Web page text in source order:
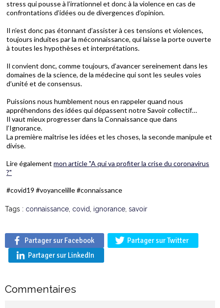
stress qui pousse à l’irrationnel et donc à la violence en cas de
confrontations d’idées ou de divergences d’opinion.
Il n’est donc pas étonnant d’assister à ces tensions et violences,
toujours induites par la méconnaissance, qui laisse la porte ouverte
à toutes les hypothèses et interprétations.
Il convient donc, comme toujours, d’avancer sereinement dans les
domaines de la science, de la médecine qui sont les seules voies
d’unité et de consensus.
Puissions nous humblement nous en rappeler quand nous
appréhendons des idées qui dépassent notre Savoir collectif…
Il vaut mieux progresser dans la Connaissance que dans
l’Ignorance.
La première maîtrise les idées et les choses, la seconde manipule et
divise.
Lire également mon article "A qui va profiter la crise du coronavirus
?"
#covid19 #voyancelille #connaissance
Tags : connaissance covid ignorance savoir
Partager sur Facebook
Partager sur Twitter
Partager sur LinkedIn
Commentaires